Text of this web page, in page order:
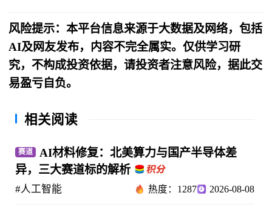
风险提示：本平台信息来源于大数据及网络，包括
AI及网友发布，内容不完全属实。仅供学习研
究，不构成投资依据，请投资者注意风险，据此交
易盈亏自负。
相关阅读
赛道
AI材料修复：北美算力与国产半导体差
异，三大赛道标的解析
#人工智能 热度：1287 2026-08-08